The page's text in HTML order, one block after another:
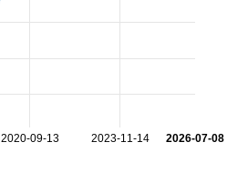
2020-09-13 2023-11-14 2026-07-08